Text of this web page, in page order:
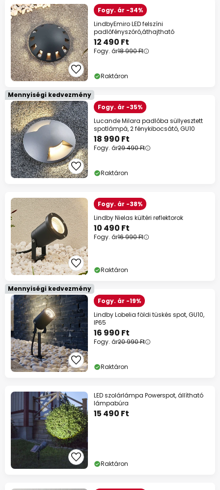
Fogy. ár -34%
LindbyEmiro LED felszíni
padlófényszóró,áthajtható
12 490 Ft
Fogy. ár18 990 Ft
Raktáron
Mennyiségi kedvezmény
Fogy. ár -35%
Lucande Milara padlóba süllyesztett
spotlámpá, 2 fénykibocsátó, GU10
18 990 Ft
Fogy. ár29 490 Ft
Raktáron
Fogy. ár -38%
Lindby Nielas kültéri reflektorok
10 490 Ft
Fogy. ár16 990 Ft
Raktáron
Mennyiségi kedvezmény
Fogy. ár -19%
Lindby Lobelia földi tüskés spot, GU10,
IP65
16 990 Ft
Fogy. ár20 990 Ft
Raktáron
LED szolárlámpa Powerspot, állítható
lámpabúra
15 490 Ft
Raktáron